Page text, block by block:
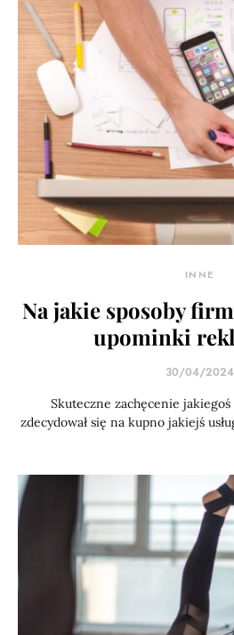
INNE
Na jakie sposoby
upominki
30/04/2024
Skuteczne zachęcenie
zdecydował się na kupno jakiejś